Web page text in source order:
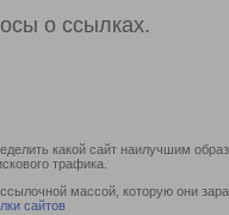
о ссылках.
какой сайт наилучшим
трафика.
массой, которую они
сайтов